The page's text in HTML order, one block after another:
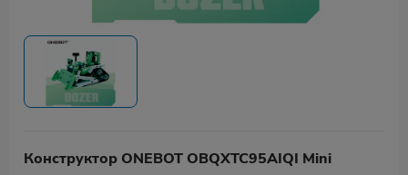
Конструктор ONEBOT OBQXTC95AIQI Mini